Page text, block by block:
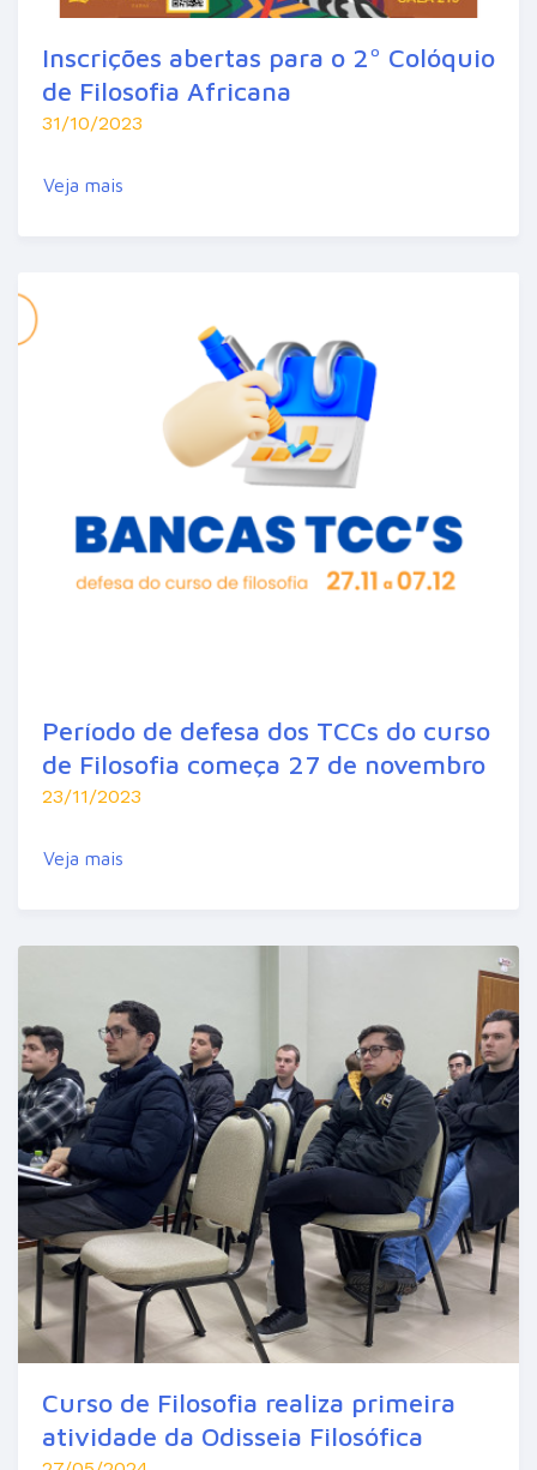
Inscrições abertas para o 2º Colóquio
de Filosofia Africana
31/10/2023
Veja mais
Período de defesa dos TCCs do curso
de Filosofia começa 27 de novembro
23/11/2023
Veja mais
Curso de Filosofia realiza primeira
atividade da Odisseia Filosófica